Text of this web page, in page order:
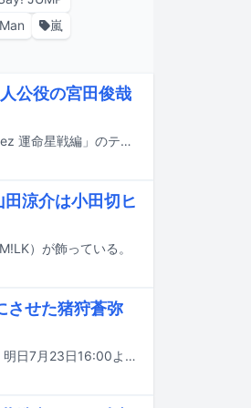
嵐
公役の宮田俊哉
Kis-My-Ft2の新曲「Escape」が、アニメ「カードファイト!! ヴァンガード Divinez 運命星戦編」のテーマソングに決定した。
涼介は小田切ヒ
）が飾っている。
させた猪狩蒼弥
Storm Labelsが手がける音楽番組「Star Song Special」シーズン3の第10回が、明日7月23日16:00よりPrime Videoで配信される。